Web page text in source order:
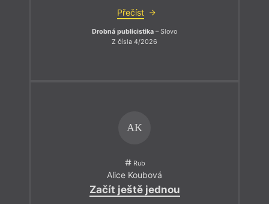
Přečíst
Drobná publicistika – Slovo
Z čísla 4/2026
AK
Rub
Alice Koubová
Začít ještě jednou